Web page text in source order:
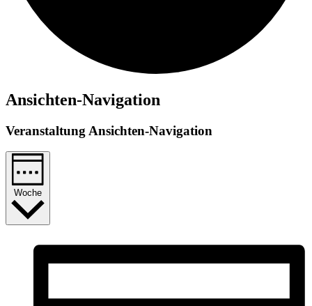
Ansichten-Navigation
Veranstaltung Ansichten-Navigation
Woche